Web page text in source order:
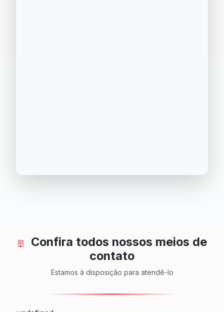
Confira todos nossos meios de
contato
Estamos à disposição para atendê-lo